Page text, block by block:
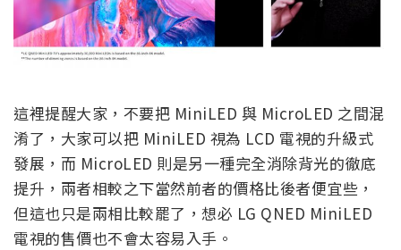
這裡提醒大家，不要把 MiniLED 與 MicroLED 之間混
淆了，大家可以把 MiniLED 視為 LCD 電視的升級式
發展，而 MicroLED 則是另一種完全消除背光的徹底
提升，兩者相較之下當然前者的價格比後者便宜些，
但這也只是兩相比較罷了，想必 LG QNED MiniLED
電視的售價也不會太容易入手。